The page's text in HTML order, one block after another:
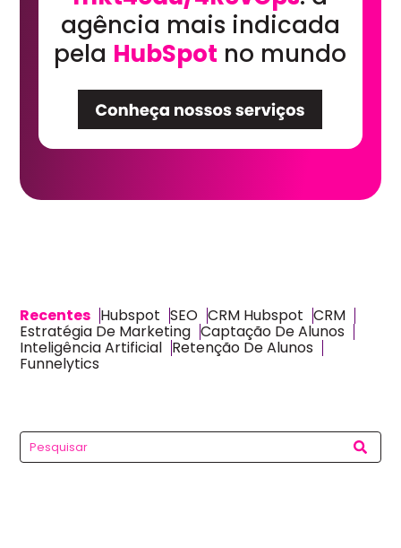
agência mais indicada
pela HubSpot no mundo
Recentes Hubspot SEO CRM Hubspot CRM
Estratégia De Marketing Captação De Alunos
Inteligência Artificial Retenção De Alunos
Funnelytics